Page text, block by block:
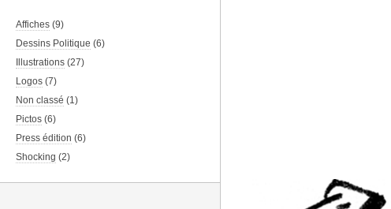
Affiches (9)
Dessins Politique (6)
Illustrations (27)
Logos (7)
Non classé (1)
Pictos (6)
Press édition (6)
Shocking (2)